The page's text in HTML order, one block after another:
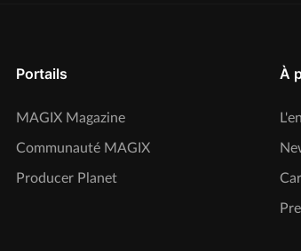
Portails
MAGIX Magazine
Communauté MAGIX
Producer Planet
À